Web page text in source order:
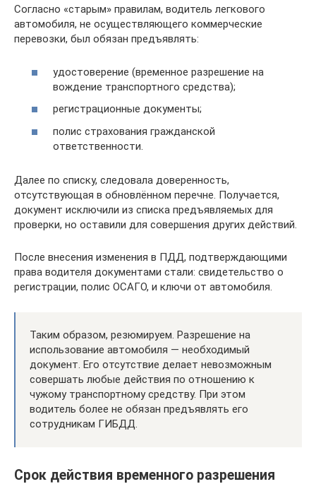
Согласно «старым» правилам, водитель легкового
автомобиля, не осуществляющего коммерческие
перевозки, был обязан предъявлять:
удостоверение (временное разрешение на
вождение транспортного средства);
регистрационные документы;
полис страхования гражданской
ответственности.
Далее по списку, следовала доверенность,
отсутствующая в обновлённом перечне. Получается,
документ исключили из списка предъявляемых для
проверки, но оставили для совершения других действий.
После внесения изменения в ПДД, подтверждающими
права водителя документами стали: свидетельство о
регистрации, полис ОСАГО, и ключи от автомобиля.
Таким образом, резюмируем. Разрешение на
использование автомобиля — необходимый
документ. Его отсутствие делает невозможным
совершать любые действия по отношению к
чужому транспортному средству. При этом
водитель более не обязан предъявлять его
сотрудникам ГИБДД.
Срок действия временного разрешения